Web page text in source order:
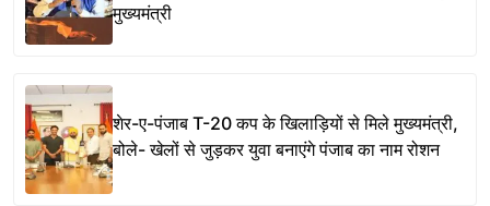
मुख्यमंत्री
शेर-ए-पंजाब T-20 कप के खिलाड़ियों से मिले मुख्यमंत्री,
बोले- खेलों से जुड़कर युवा बनाएंगे पंजाब का नाम रोशन